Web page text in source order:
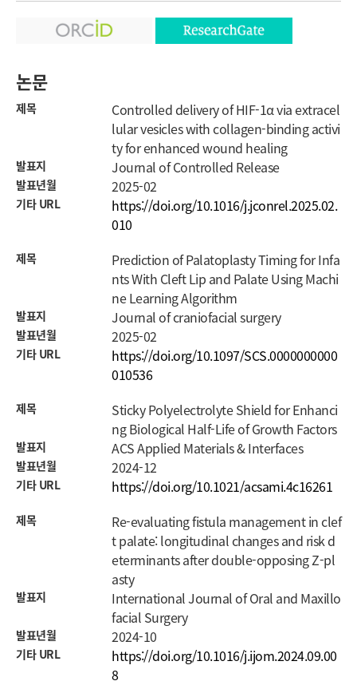
논문
제목
Controlled delivery of HIF-1α via extracel
lular vesicles with collagen-binding activi
ty for enhanced wound healing
발표지 Journal of Controlled Release
발표년월 2025-02
기타 URL
https://doi.org/10.1016/j.jconrel.2025.02.
010
제목
Prediction of Palatoplasty Timing for Infa
nts With Cleft Lip and Palate Using Machi
ne Learning Algorithm
발표지 Journal of craniofacial surgery
발표년월 2025-02
기타 URL
https://doi.org/10.1097/SCS.0000000000
010536
제목
Sticky Polyelectrolyte Shield for Enhanci
ng Biological Half-Life of Growth Factors
발표지 ACS Applied Materials & Interfaces
발표년월 2024-12
기타 URL https://doi.org/10.1021/acsami.4c16261
제목
Re-evaluating fistula management in clef
t palate: longitudinal changes and risk d
eterminants after double-opposing Z-pl
asty
발표지
International Journal of Oral and Maxillo
facial Surgery
발표년월 2024-10
기타 URL
https://doi.org/10.1016/j.ijom.2024.09.00
8